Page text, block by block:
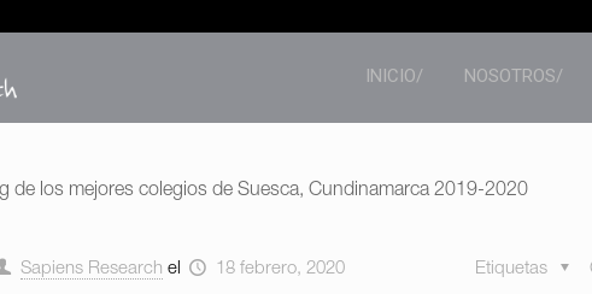
INICIO/ NOSOTROS/
de los mejores colegios de Suesca, Cundinamarca 2019-2020
Sapiens Research el 18 febrero, 2020 Etiquetas